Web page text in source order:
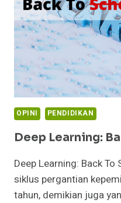
OPINI PENDIDIKAN
Deep Learning:
Deep Learning: Back
siklus pergantian
tahun, demikian juga